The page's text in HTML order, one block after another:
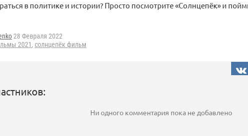
в политике и истории? Просто посмотрите «Солнцепёк» и
28 Февраля 2022
2021, солнцепёк фильм
Ни одного комментария пока не добавлено